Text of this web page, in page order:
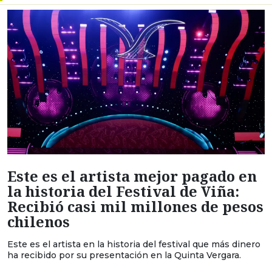
Este es el artista mejor pagado en
la historia del Festival de Viña:
Recibió casi mil millones de pesos
chilenos
Este es el artista en la historia del festival que más dinero
ha recibido por su presentación en la Quinta Vergara.